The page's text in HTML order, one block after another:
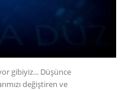
gibiyiz... Düşünce
değiştiren ve